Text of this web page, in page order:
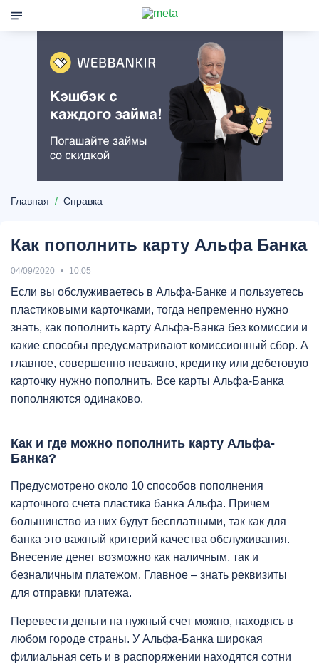
Главная Справка
Как пополнить карту Альфа Банка
04/09/2020 10:05
Если вы обслуживаетесь в Альфа-Банке и пользуетесь
пластиковыми карточками, тогда непременно нужно
знать, как пополнить карту Альфа-Банка без комиссии и
какие способы предусматривают комиссионный сбор. А
главное, совершенно неважно, кредитку или дебетовую
карточку нужно пополнить. Все карты Альфа-Банка
пополняются одинаково.
Как и где можно пополнить карту Альфа-
Банка?
Предусмотрено около 10 способов пополнения
карточного счета пластика банка Альфа. Причем
большинство из них будут бесплатными, так как для
банка это важный критерий качества обслуживания.
Внесение денег возможно как наличным, так и
безналичным платежом. Главное – знать реквизиты
для отправки платежа.
Перевести деньги на нужный счет можно, находясь в
любом городе страны. У Альфа-Банка широкая
филиальная сеть и в распоряжении находятся сотни